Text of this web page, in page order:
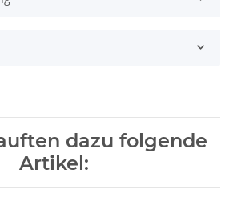
dazu folgende
Artikel: